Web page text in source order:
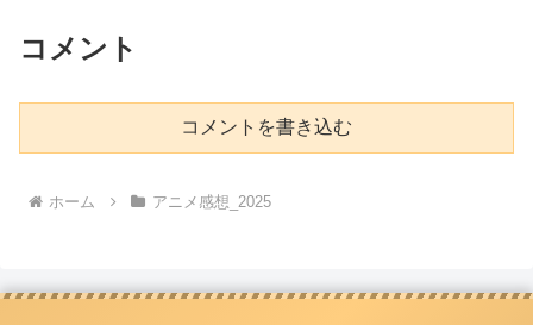
コメント
コメントを書き込む
ホーム アニメ感想_2025